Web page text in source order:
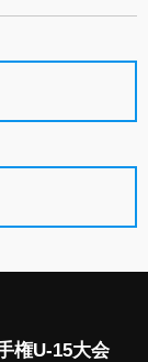
権U-15大会